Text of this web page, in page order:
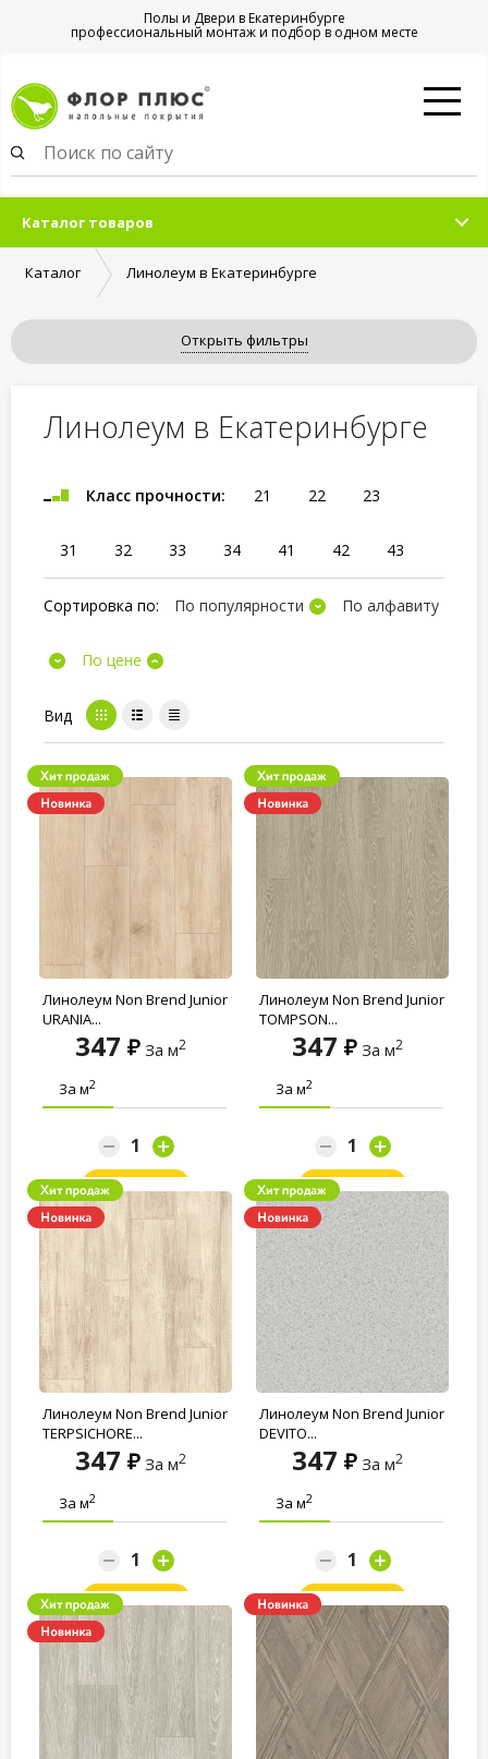
Полы и Двери в Екатеринбурге
профессиональный монтаж и подбор в одном месте
Каталог товаров
Каталог Линолеум в Екатеринбурге
Открыть фильтры
Линолеум в Екатеринбурге
Класс прочности: 21 22 23
31 32 33 34 41 42 43
Сортировка по: По популярности По алфавиту
По цене
Вид
Линолеум Non Brend Junior
URANIA...
347 За м2
За м2
Заказать
Линолеум Non Brend Junior
TOMPSON...
347 За м2
За м2
Заказать
Линолеум Non Brend Junior
TERPSICHORE...
347 За м2
За м2
Заказать
Линолеум Non Brend Junior
DEVITO...
347 За м2
За м2
Заказать